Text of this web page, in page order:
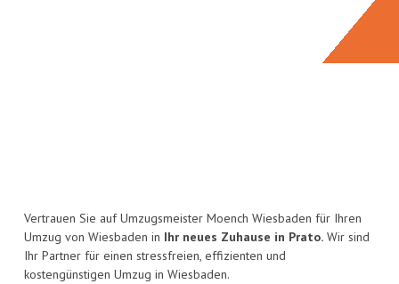
Vertrauen Sie auf Umzugsmeister Moench Wiesbaden für Ihren
Umzug von Wiesbaden in Ihr neues Zuhause in Prato. Wir sind
Ihr Partner für einen stressfreien, effizienten und
kostengünstigen Umzug in Wiesbaden.